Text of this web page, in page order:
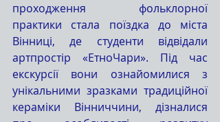
проходження фольклорної
практики стала поїздка до міста
Вінниці, де студенти відвідали
артпростір «ЕтноЧари». Під час
екскурсії вони ознайомилися з
унікальними зразками традиційної
кераміки Вінниччини, дізналися